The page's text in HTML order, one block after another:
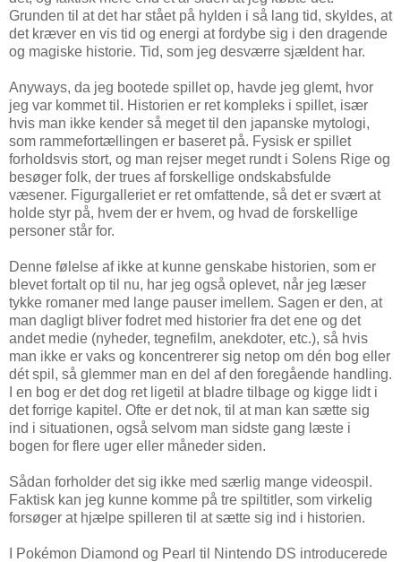
Grunden til at det har stået på hylden i så lang tid, skyldes, at
det kræver en vis tid og energi at fordybe sig i den dragende
og magiske historie. Tid, som jeg desværre sjældent har.
Anyways, da jeg bootede spillet op, havde jeg glemt, hvor
jeg var kommet til. Historien er ret kompleks i spillet, især
hvis man ikke kender så meget til den japanske mytologi,
som rammefortællingen er baseret på. Fysisk er spillet
forholdsvis stort, og man rejser meget rundt i Solens Rige og
besøger folk, der trues af forskellige ondskabsfulde
væsener. Figurgalleriet er ret omfattende, så det er svært at
holde styr på, hvem der er hvem, og hvad de forskellige
personer står for.
Denne følelse af ikke at kunne genskabe historien, som er
blevet fortalt op til nu, har jeg også oplevet, når jeg læser
tykke romaner med lange pauser imellem. Sagen er den, at
man dagligt bliver fodret med historier fra det ene og det
andet medie (nyheder, tegnefilm, anekdoter, etc.), så hvis
man ikke er vaks og koncentrerer sig netop om dén bog eller
dét spil, så glemmer man en del af den foregående handling.
I en bog er det dog ret ligetil at bladre tilbage og kigge lidt i
det forrige kapitel. Ofte er det nok, til at man kan sætte sig
ind i situationen, også selvom man sidste gang læste i
bogen for flere uger eller måneder siden.
Sådan forholder det sig ikke med særlig mange videospil.
Faktisk kan jeg kunne komme på tre spiltitler, som virkelig
forsøger at hjælpe spilleren til at sætte sig ind i historien.
I Pokémon Diamond og Pearl til Nintendo DS introducerede